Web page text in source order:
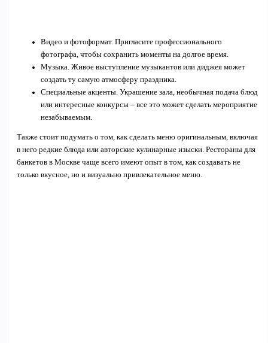
Видео и фотоформат. Пригласите профессионального
фотографа, чтобы сохранить моменты на долгое время.
Музыка. Живое выступление музыкантов или диджея может
создать ту самую атмосферу праздника.
Специальные акценты. Украшение зала, необычная подача блюд
или интересные конкурсы – все это может сделать мероприятие
незабываемым.
Также стоит подумать о том, как сделать меню оригинальным, включая
в него редкие блюда или авторские кулинарные изыски. Рестораны для
банкетов в Москве чаще всего имеют опыт в том, как создавать не
только вкусное, но и визуально привлекательное меню.